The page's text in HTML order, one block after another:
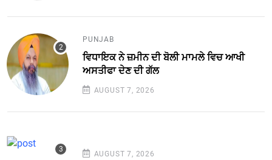
PUNJAB
ਵਿਧਾਇਕ ਨੇ ਜ਼ਮੀਨ ਦੀ ਬੋਲੀ ਮਾਮਲੇ ਵਿਚ ਆਖੀ
ਅਸਤੀਫਾ ਦੇਣ ਦੀ ਗੱਲ
AUGUST 7, 2026
AUGUST 7, 2026